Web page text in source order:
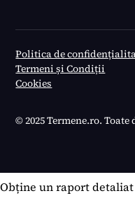
© 2025 Termene.ro.
Politica de
Termeni și Condiții
Cookies
Obține un raport